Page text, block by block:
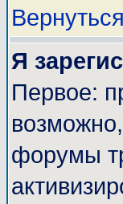
Я
Первое:
форумы